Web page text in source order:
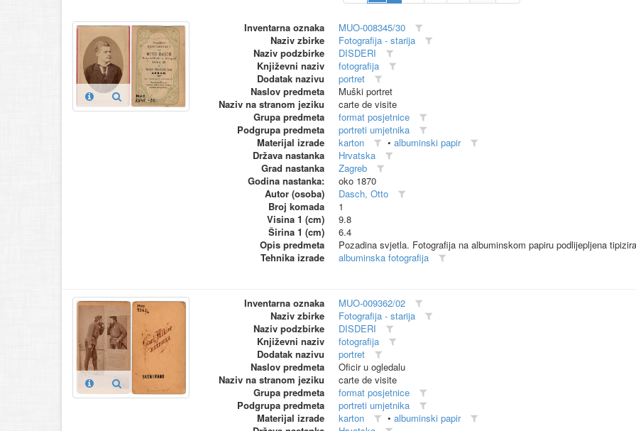
Inventarna oznaka
MUO-008345/30
Naziv zbirke
Fotografija - starija
Naziv podzbirke
DISDERI
Književni naziv
fotografija
Dodatak nazivu
portret
Naslov predmeta
Muški portret
Naziv na stranom jeziku
carte de visite
Grupa predmeta
format posjetnice
Podgrupa predmeta
portreti umjetnika
Materijal izrade
karton • albuminski papir
Država nastanka
Hrvatska
Grad nastanka
Zagreb
Godina nastanka:
oko 1870
Autor (osoba)
Dasch, Otto
Broj komada
1
Visina 1 (cm)
9.8
Širina 1 (cm)
6.4
Opis predmeta
Pozadina svjetla. Fotografija na albuminskom papiru podlijepljena
Tehnika izrade
albuminska fotografija
Inventarna oznaka
MUO-009362/02
Naziv zbirke
Fotografija - starija
Naziv podzbirke
DISDERI
Književni naziv
fotografija
Dodatak nazivu
portret
Naslov predmeta
Oficir u ogledalu
Naziv na stranom jeziku
carte de visite
Grupa predmeta
format posjetnice
Podgrupa predmeta
portreti umjetnika
Materijal izrade
karton • albuminski papir